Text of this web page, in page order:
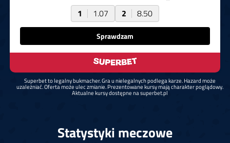
1
1.07 2 8.50
Sprawdzam
Superbet to legalny bukmacher. Gra u nielegalnych podlega karze. Hazard może
uzależniać. Oferta może ulec zmianie. Prezentowane kursy mają charakter poglądowy.
Aktualne kursy dostępne na superbet.pl
Statystyki meczowe